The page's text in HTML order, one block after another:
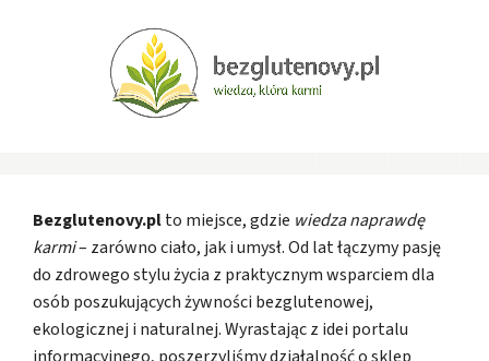
Bezglutenovy.plto miejsce, gdzie wiedza naprawdę
karmi– zarówno ciało, jak i umysł. Od lat łączymy pasję
do zdrowego stylu życia z praktycznym wsparciem dla
osób poszukujących żywności bezglutenowej,
ekologicznej i naturalnej. Wyrastając z idei portalu